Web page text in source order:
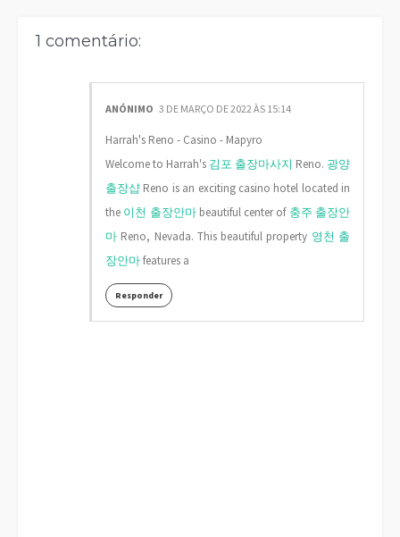
1 comentário:
ANÓNIMO 3 DE MARÇO DE 2022 ÀS 15:14
Harrah's Reno - Casino - Mapyro
Welcome to Harrah's 김포 출장마사지 Reno. 광양
출장샵 Reno is an exciting casino hotel located in
the 이천 출장안마beautiful center of 충주 출장안
마 Reno, Nevada. This beautiful property 영천 출
장안마features a
Responder